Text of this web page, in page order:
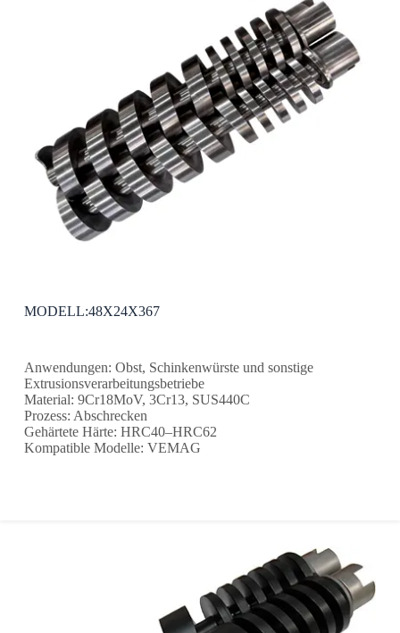
MODELL:48X24X367
Anwendungen: Obst, Schinkenwürste und sonstige
Extrusionsverarbeitungsbetriebe
Material: 9Cr18MoV, 3Cr13, SUS440C
Prozess: Abschrecken
Gehärtete Härte: HRC40–HRC62
Kompatible Modelle: VEMAG